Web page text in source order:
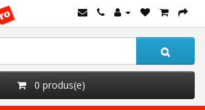
0 produs(e)